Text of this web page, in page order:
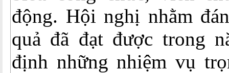
động. Hội nghị nhằm
quả đã đạt được trong
định những nhiệm vụ